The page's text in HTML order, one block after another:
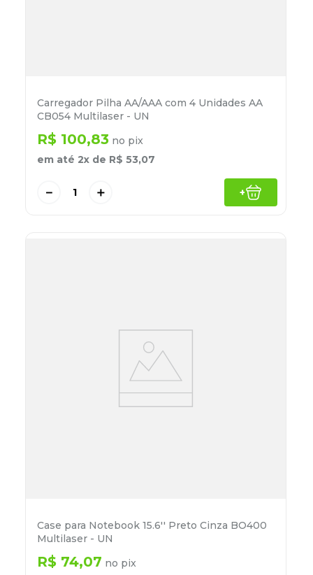
Carregador Pilha AA/AAA com 4 Unidades AA
CB054 Multilaser - UN
R$ 100,83 no pix
em até 2x de R$ 53,07
＋
－ +
Case para Notebook 15.6'' Preto Cinza BO400
Multilaser - UN
R$ 74,07 no pix